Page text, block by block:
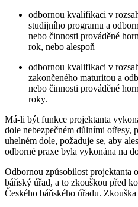
odbornou kvalifikaci v
studijního programu a
nebo činnosti prováděné
rok, nebo alespoň
odbornou kvalifikaci v
zakončeného maturitou a
nebo činnosti prováděné
roky.
Má-li být funkce projektanta
dole nebezpečném důlními otřesy,
uhelném dole, požaduje se, aby
odborné praxe byla vykonána na
Odbornou způsobilost projektanta
báňský úřad, a to zkouškou před
Českého báňského úřadu.